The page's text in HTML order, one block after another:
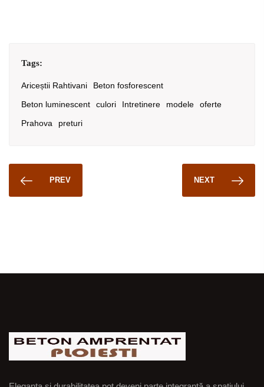
Tags:
Ariceștii Rahtivani
Beton fosforescent
Beton luminescent
culori Intretinere modele
oferte
Prahova
preturi
PREV NEXT